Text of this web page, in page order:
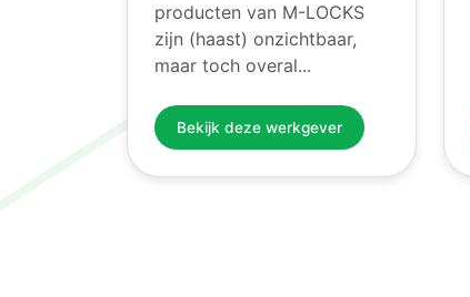
producten van M-LOCKS
zijn (haast) onzichtbaar,
maar toch overal...
Bekijk deze werkgever